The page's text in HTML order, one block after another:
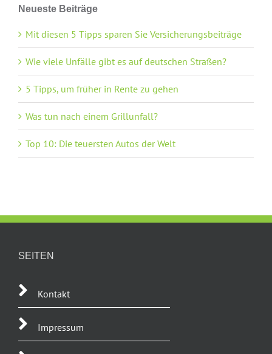
Neueste Beiträge
Mit diesen 5 Tipps sparen Sie Versicherungsbeiträge
Wie viele Unfälle gibt es auf deutschen Straßen?
5 Tipps, um früher in Rente zu gehen
Was tun nach einem Grillunfall?
Top 10: Die teuersten Autos der Welt
SEITEN
Kontakt
Impressum